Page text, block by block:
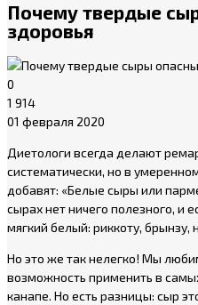
Почему твердые
здоровья
0
1 914
01 февраля 2020
Диетологи всегда делают
систематически, но в
добавят: «Белые сыры или
сырах нет ничего полезного, и
мягкий белый: риккоту, брынзу,
Но это же так нелегко! Мы
возможность применить в
канапе. Но есть разницы: сыр